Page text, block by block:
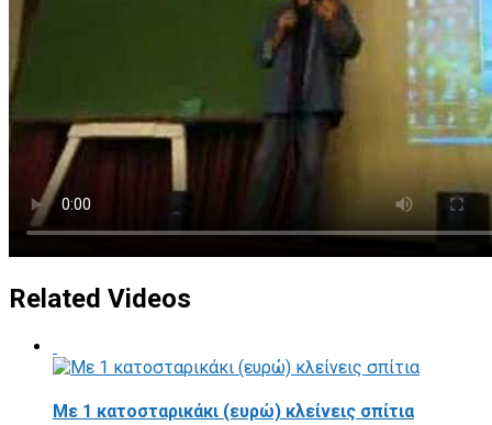
Related Videos
Με 1 κατοσταρικάκι (ευρώ) κλείνεις σπίτια